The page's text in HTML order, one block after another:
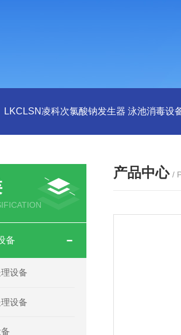
LKCLSN凌科次氯酸钠发生器 泳池消毒设
备
设备
设备
产品中心 /